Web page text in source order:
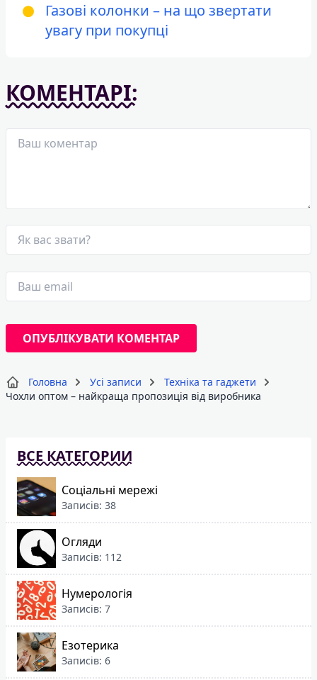
Газові колонки – на що звертати
увагу при покупці
КОМЕНТАРІ:
Головна Усі записи
Техніка та гаджети
Чохли оптом – найкраща пропозиція від виробника
ВСЕ КАТЕГОРИИ
Соціальні мережі
Записів: 38
Огляди
Записів: 112
Нумерологія
Записів: 7
Езотерика
Записів: 6